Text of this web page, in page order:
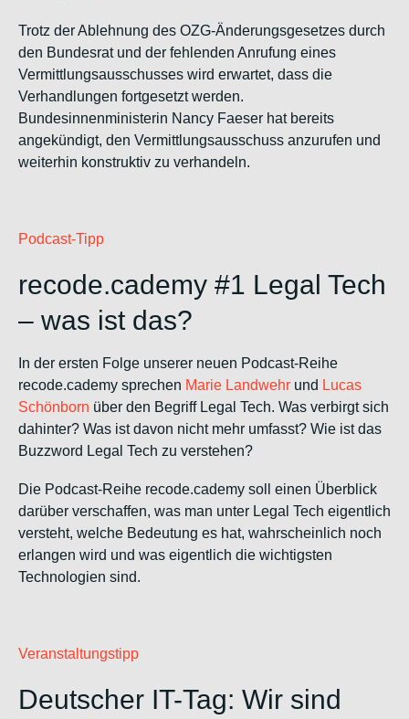
Trotz der Ablehnung des OZG-Änderungsgesetzes durch
den Bundesrat und der fehlenden Anrufung eines
Vermittlungsausschusses wird erwartet, dass die
Verhandlungen fortgesetzt werden.
Bundesinnenministerin Nancy Faeser hat bereits
angekündigt, den Vermittlungsausschuss anzurufen und
weiterhin konstruktiv zu verhandeln.
Podcast-Tipp
recode.cademy #1 Legal Tech
– was ist das?
In der ersten Folge unserer neuen Podcast-Reihe
recode.cademy sprechen Marie Landwehr und Lucas
Schönborn über den Begriff Legal Tech. Was verbirgt sich
dahinter? Was ist davon nicht mehr umfasst? Wie ist das
Buzzword Legal Tech zu verstehen?
Die Podcast-Reihe recode.cademy soll einen Überblick
darüber verschaffen, was man unter Legal Tech eigentlich
versteht, welche Bedeutung es hat, wahrscheinlich noch
erlangen wird und was eigentlich die wichtigsten
Technologien sind.
Veranstaltungstipp
Deutscher IT-Tag: Wir sind